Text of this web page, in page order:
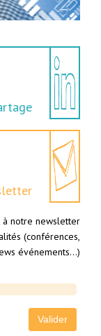
à notre newsletter
(conférences,
événements…)